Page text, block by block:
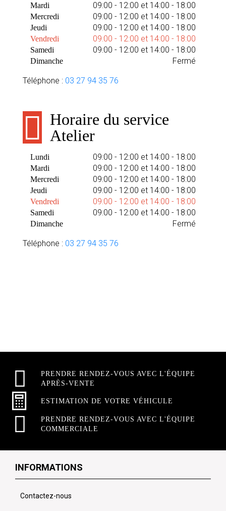
Mardi 09:00 - 12:00 et 14:00 - 18:00
Mercredi 09:00 - 12:00 et 14:00 - 18:00
Jeudi 09:00 - 12:00 et 14:00 - 18:00
Vendredi 09:00 - 12:00 et 14:00 - 18:00
Samedi 09:00 - 12:00 et 14:00 - 18:00
Dimanche Fermé
Téléphone : 03 27 94 35 76
Horaire du service
Atelier
Lundi 09:00 - 12:00 et 14:00 - 18:00
Mardi 09:00 - 12:00 et 14:00 - 18:00
Mercredi 09:00 - 12:00 et 14:00 - 18:00
Jeudi 09:00 - 12:00 et 14:00 - 18:00
Vendredi 09:00 - 12:00 et 14:00 - 18:00
Samedi 09:00 - 12:00 et 14:00 - 18:00
Dimanche Fermé
Téléphone : 03 27 94 35 76
PRENDRE RENDEZ-VOUS AVEC L'ÉQUIPE
APRÈS-VENTE
ESTIMATION DE VOTRE VÉHICULE
PRENDRE RENDEZ-VOUS AVEC L'ÉQUIPE
COMMERCIALE
INFORMATIONS
Contactez-nous